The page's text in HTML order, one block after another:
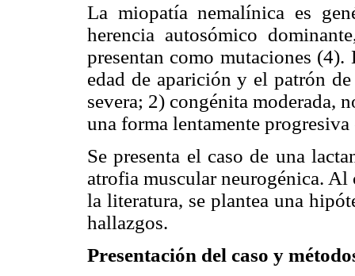
La miopatía nemalínica es
herencia autosómico
presentan como mutaciones
edad de aparición y el patrón
severa; 2) congénita moderada,
una forma lentamente
Se presenta el caso de una
atrofia muscular neurogénica. Al
la literatura, se plantea una
hallazgos.
Presentación del caso y